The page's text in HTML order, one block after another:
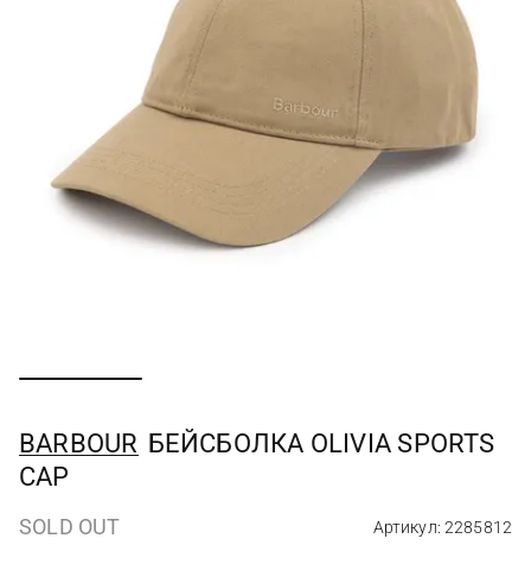
BARBOUR БЕЙСБОЛКА OLIVIA SPORTS
CAP
SOLD OUT Артикул: 2285812